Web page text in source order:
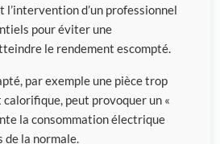
d’un professionnel
pour éviter une
le rendement escompté.
par exemple une pièce trop
peut provoquer un «
la consommation électrique
de la normale.